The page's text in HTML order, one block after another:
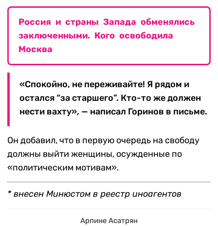
Россия и страны Запада обменялись
заключенными. Кого освободила
Москва
«Спокойно, не переживайте! Я рядом и
остался “за старшего”. Кто-то же должен
нести вахту», — написал Горинов в письме.
Он добавил, что в первую очередь на свободу
должны выйти женщины, осужденные по
«политическим мотивам».
* внесен Минюстом в реестр иноагентов
Арпине Асатрян